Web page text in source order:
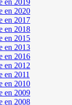
en 2020
en 2017
en 2018
en 2015
en 2013
en 2016
en 2012
en 2011
en 2010
en 2009
en 2008